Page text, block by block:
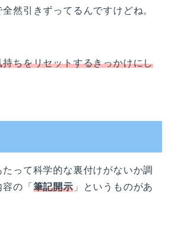
然引きずってるんですけどね。
ちをリセットするきっかけにし
って科学的な裏付けがないか調
の「 筆記開示」というものがあ